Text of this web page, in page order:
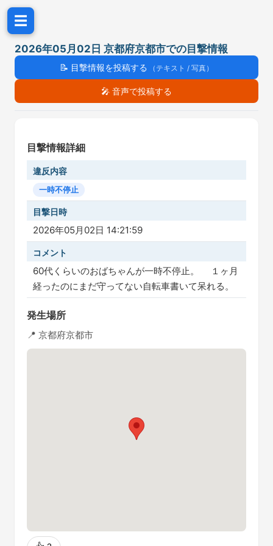
☰
2026年05月02日 京都府京都市での目撃情報
📝 目撃情報を投稿する （テキスト / 写真）
🎤 音声で投稿する
目撃情報詳細
違反内容
一時不停止
目撃日時
2026年05月02日 14:21:59
コメント
60代くらいのおばちゃんが一時不停止。 １ヶ月
経ったのにまだ守ってない自転車書いて呆れる。
発生場所
📍 京都府京都市